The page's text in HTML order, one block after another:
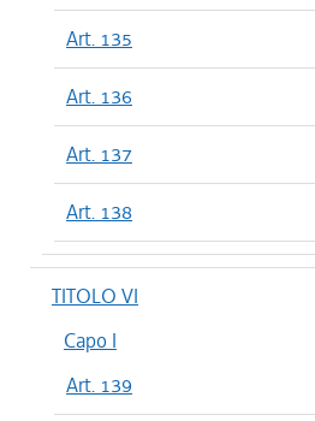
Art. 135
Art. 136
Art. 137
Art. 138
TITOLO VI
Capo I
Art. 139